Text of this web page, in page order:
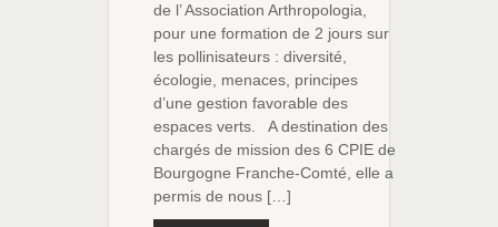
de l’ Association Arthropologia,
pour une formation de 2 jours sur
les pollinisateurs : diversité,
écologie, menaces, principes
d’une gestion favorable des
espaces verts. A destination des
chargés de mission des 6 CPIE de
Bourgogne Franche-Comté, elle a
permis de nous […]